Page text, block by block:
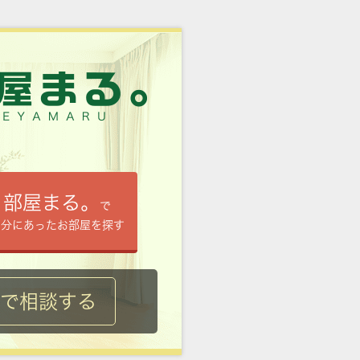
部屋まる。
で
分にあったお部屋を探す
相談する